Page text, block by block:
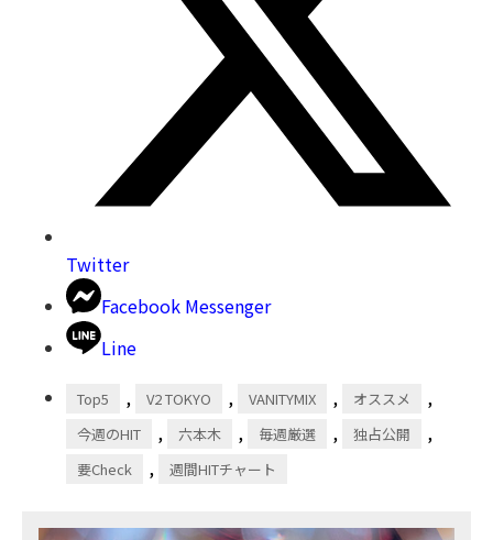
Twitter
Facebook Messenger
Line
Top5 , V2 TOKYO , VANITYMIX , オススメ ,
今週のHIT , 六本木 , 毎週厳選 , 独占公開 ,
要Check , 週間HITチャート